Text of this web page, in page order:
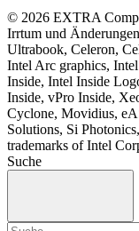
© 2026 EXTRA
Irrtum und
Ultrabook, Celeron,
Intel Arc graphics,
Inside, Intel Inside
Inside, vPro Inside,
Cyclone, Movidius,
Solutions, Si
trademarks of Intel
Suche